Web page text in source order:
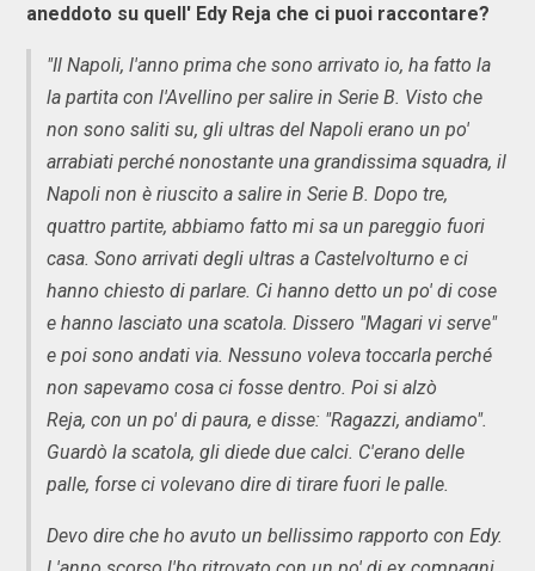
aneddoto su quell' Edy Reja che ci puoi raccontare?
"Il Napoli, l'anno prima che sono arrivato io, ha fatto la
la partita con l'Avellino per salire in Serie B. Visto che
non sono saliti su, gli ultras del Napoli erano un po'
arrabiati perché nonostante una grandissima squadra, il
Napoli non è riuscito a salire in Serie B. Dopo tre,
quattro partite, abbiamo fatto mi sa un pareggio fuori
casa. Sono arrivati degli ultras a Castelvolturno e ci
hanno chiesto di parlare. Ci hanno detto un po' di cose
e hanno lasciato una scatola. Dissero "Magari vi serve"
e poi sono andati via. Nessuno voleva toccarla perché
non sapevamo cosa ci fosse dentro. Poi si alzò
Reja, con un po' di paura, e disse: "Ragazzi, andiamo".
Guardò la scatola, gli diede due calci. C'erano delle
palle, forse ci volevano dire di tirare fuori le palle.
Devo dire che ho avuto un bellissimo rapporto con Edy.